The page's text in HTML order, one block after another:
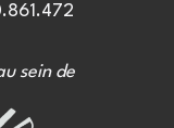
sein de